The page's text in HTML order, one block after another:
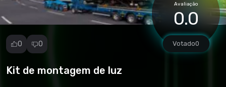
Avaliação
0.0
Votado0
0 0
Kit de montagem de luz
Denunciar
Download (2.44 Mb)